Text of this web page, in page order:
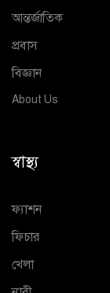
আন্তর্জাতিক
প্রবাস
বিজ্ঞান
About Us
স্বাস্থ্য
ফ্যাশন
ফিচার
খেলা